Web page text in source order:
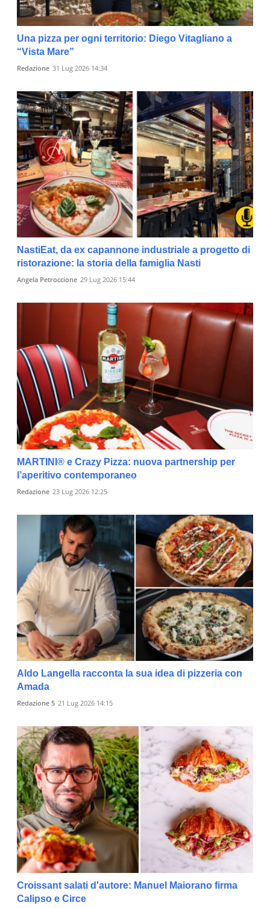
Una pizza per ogni territorio: Diego Vitagliano a
“Vista Mare”
Redazione 31 Lug 2026 14:34
NastiEat, da ex capannone industriale a progetto di
ristorazione: la storia della famiglia Nasti
Angela Petroccione 29 Lug 2026 15:44
MARTINI® e Crazy Pizza: nuova partnership per
l’aperitivo contemporaneo
Redazione 23 Lug 2026 12:25
Aldo Langella racconta la sua idea di pizzeria con
Amada
Redazione 5 21 Lug 2026 14:15
Croissant salati d'autore: Manuel Maiorano firma
Calipso e Circe